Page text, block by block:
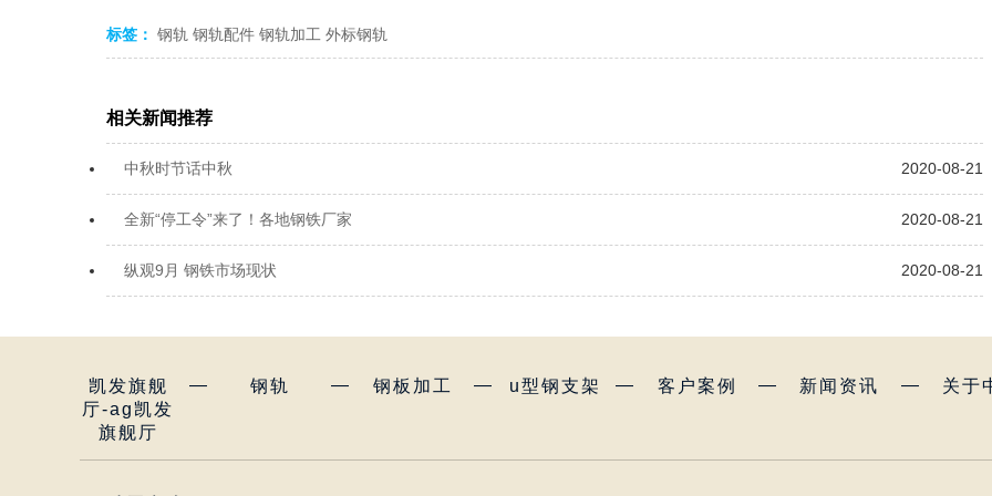
标签： 钢轨 钢轨配件 钢轨加工 外标钢轨
相关新闻推荐
中秋时节话中秋 2020-08-21
全新“停工令”来了！各地钢铁厂家 2020-08-21
纵观9月 钢铁市场现状 2020-08-21
凯发旗舰
厅-ag凯发
旗舰厅
— 钢轨 — 钢板加工 — u型钢支架 — 客户案例 — 新闻资讯 — 关于